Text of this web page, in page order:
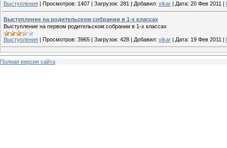
Выступления Просмотров: 1407 Загрузок: 281 Добавил: vikar Дата: 20 Фев 2011
Выступление на родительском собрании в 1-х классах
Выступление на первом родительском собрании в 1-х классах
Выступления | Просмотров: 3965 | Загрузок: 428 | Добавил: vikar | Дата: 19 Фев 2011 |
Полная версия сайта